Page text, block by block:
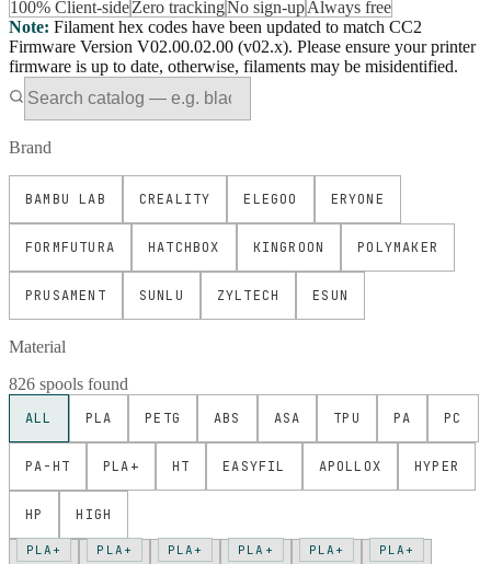
100% Client-sideZero trackingNo sign-upAlways free
Note: Filament hex codes have been updated to match CC2
Firmware Version V02.00.02.00 (v02.x). Please ensure your printer
firmware is up to date, otherwise, filaments may be misidentified.
Brand
BAMBU LAB CREALITY ELEGOO ERYONE
FORMFUTURA HATCHBOX KINGROON POLYMAKER
PRUSAMENT SUNLU ZYLTECH ESUN
Material
826 spools found
ALL PLA PETG ABS ASA TPU PA PC
PA-HT PLA+ HT EASYFIL APOLLOX HYPER
HP HIGH
PLA+ PLA+ PLA+ PLA+ PLA+ PLA+